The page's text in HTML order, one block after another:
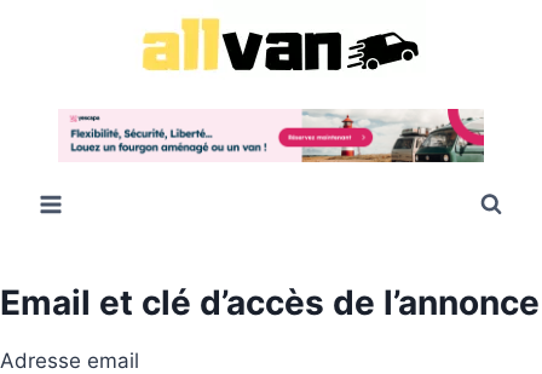
Email et clé d’accès de l’annonce
Adresse email